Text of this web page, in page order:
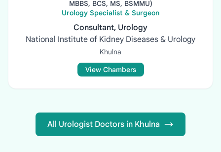
MBBS, BCS, MS, BSMMU)
Urology Specialist & Surgeon
Consultant, Urology
National Institute of Kidney Diseases & Urology
Khulna
View Chambers
All Urologist Doctors in Khulna